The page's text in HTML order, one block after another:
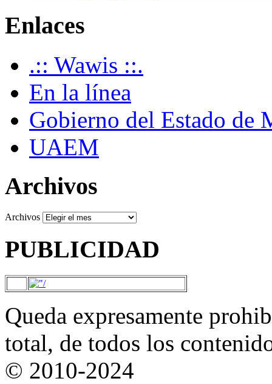
Enlaces
.:: Wawis ::.
En la línea
Gobierno del Estado de
UAEM
Archivos
Archivos
PUBLICIDAD
Queda expresamente
total, de todos los
© 2010-2024